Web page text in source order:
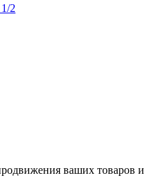
2
ваших товаров и